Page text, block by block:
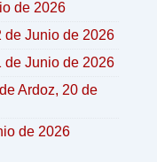
de 2026
de Junio de 2026
de Junio de 2026
Ardoz, 20 de
de 2026